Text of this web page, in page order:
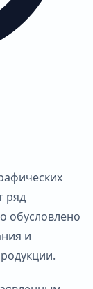
ряд
обусловлено
и